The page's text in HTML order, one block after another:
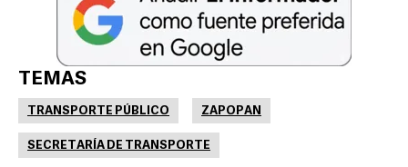
TEMAS
TRANSPORTE PÚBLICO ZAPOPAN
SECRETARÍA DE TRANSPORTE